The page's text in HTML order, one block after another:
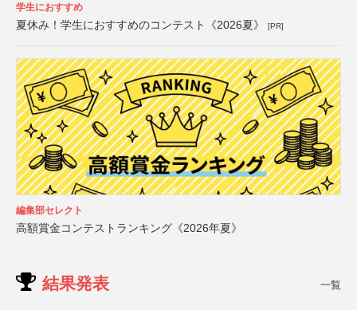
学生におすすめ
夏休み！学生におすすめのコンテスト《2026夏》 [PR]
編集部セレクト
高額賞金コンテストランキング《2026年夏》
結果発表 一覧